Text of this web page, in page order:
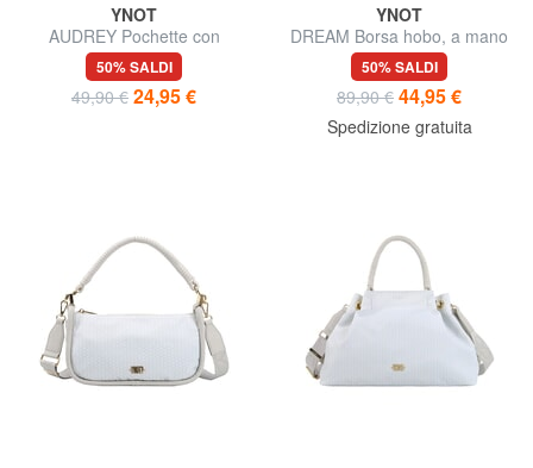
YNOT
AUDREY Pochette con
polsierina e tracolla
50% SALDI
49,90 € 24,95 €
YNOT
DREAM Borsa hobo, a mano
50% SALDI
89,90 € 44,95 €
Spedizione gratuita